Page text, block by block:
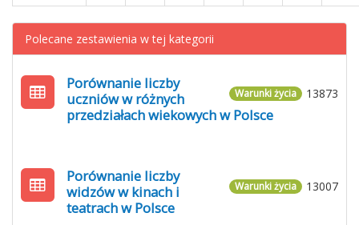
Polecane zestawienia w tej kategorii
13873
Warunki życia
Porównanie liczby
uczniów w różnych
przedziałach wiekowych w Polsce
13007
Warunki życia
Porównanie liczby
widzów w kinach i
teatrach w Polsce